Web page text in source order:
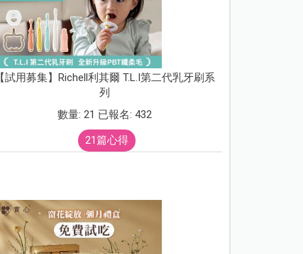
【試用募集】Richell利其爾 T.L.I第二代乳牙刷系
列
數量: 21 已報名: 432
21篇心得